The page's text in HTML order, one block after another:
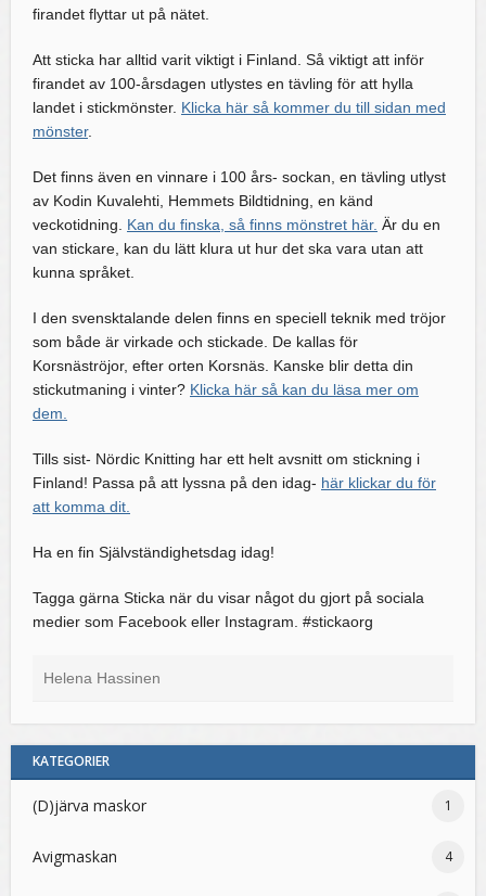
firandet flyttar ut på nätet.
Att sticka har alltid varit viktigt i Finland. Så viktigt att inför
firandet av 100-årsdagen utlystes en tävling för att hylla
landet i stickmönster. Klicka här så kommer du till sidan med
mönster.
Det finns även en vinnare i 100 års- sockan, en tävling utlyst
av Kodin Kuvalehti, Hemmets Bildtidning, en känd
veckotidning. Kan du finska, så finns mönstret här. Är du en
van stickare, kan du lätt klura ut hur det ska vara utan att
kunna språket.
I den svensktalande delen finns en speciell teknik med tröjor
som både är virkade och stickade. De kallas för
Korsnäströjor, efter orten Korsnäs. Kanske blir detta din
stickutmaning i vinter? Klicka här så kan du läsa mer om
dem.
Tills sist- Nördic Knitting har ett helt avsnitt om stickning i
Finland! Passa på att lyssna på den idag- här klickar du för
att komma dit.
Ha en fin Självständighetsdag idag!
Tagga gärna Sticka när du visar något du gjort på sociala
medier som Facebook eller Instagram. #stickaorg
Helena Hassinen
KATEGORIER
(D)järva maskor 1
Avigmaskan 4